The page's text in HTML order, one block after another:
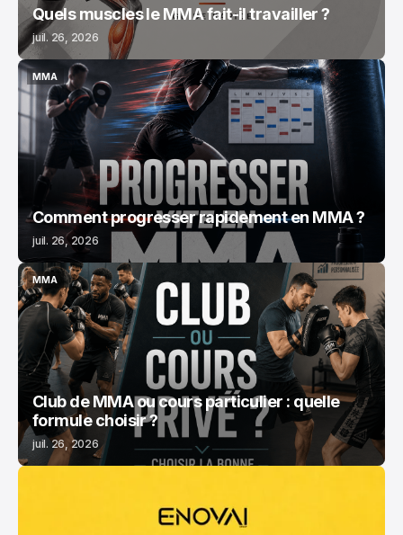
Quels muscles le MMA fait-il travailler ?
juil. 26, 2026
MMA
MMA
Comment progresser rapidement en MMA ?
juil. 26, 2026
MMA
MMA
Club de MMA ou cours particulier : quelle
formule choisir ?
juil. 26, 2026